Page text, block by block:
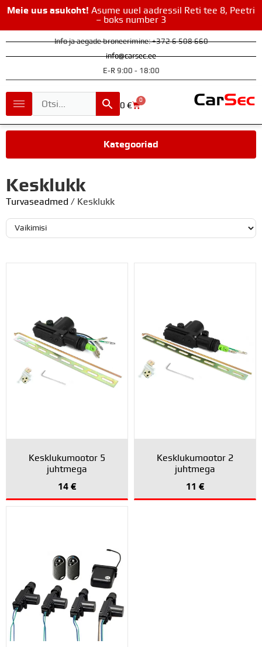
Meie uus asukoht! Asume uuel aadressil Reti tee 8, Peetri
– boks number 3
Info ja aegade broneerimine: +372 6 508 660
info@carsec.ee
E-R 9:00 - 18:00
0 €
0
Kategooriad
Kesklukk
Turvaseadmed / Kesklukk
Kesklukumootor 5
juhtmega
14 €
Kesklukumootor 2
juhtmega
11 €